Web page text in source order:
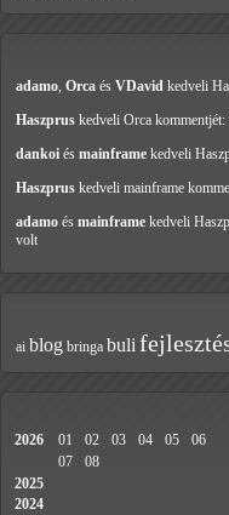
adamo, Orca és VDavid kedveli
Haszprus kedveli Orca kommentjét:
dankoi és mainframe kedveli
Haszprus kedveli mainframe
adamo és mainframe kedveli
volt
ai blog bringa buli
2026 01 02 03 04 05
06
07
08
2025
2024